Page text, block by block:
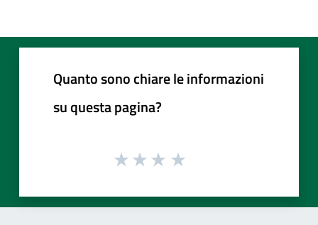
Quanto sono chiare le informazioni
su questa pagina?